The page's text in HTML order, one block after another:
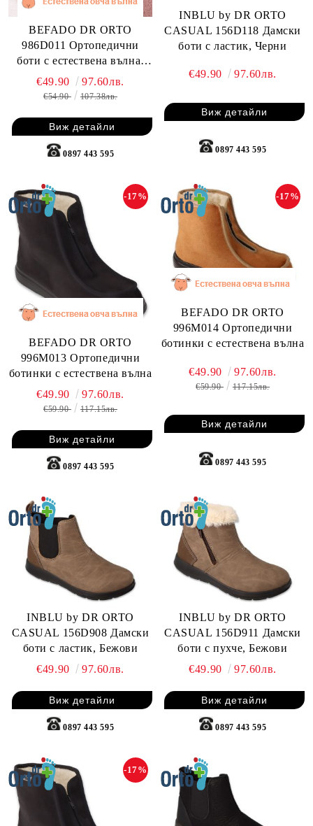
BEFADO DR ORTO
986D011 Ортопедични
боти с естествена вълна,
черни
€49.90 97.60лв.
€54.90 107.38лв.
Виж детайли
0897 443 595
INBLU by DR ORTO
CASUAL 156D118 Дамски
боти с ластик, Черни
€49.90 97.60лв.
Виж детайли
0897 443 595
BEFADO DR ORTO
996M013 Ортопедични
ботинки с естествена вълна
-17%
€49.90 97.60лв.
€59.90 117.15лв.
Виж детайли
0897 443 595
BEFADO DR ORTO
996M014 Ортопедични
ботинки с естествена вълна
-17%
€49.90 97.60лв.
€59.90 117.15лв.
Виж детайли
0897 443 595
INBLU by DR ORTO
CASUAL 156D908 Дамски
боти с ластик, Бежови
€49.90
97.60лв.
Виж детайли
0897 443 595
INBLU by DR ORTO
CASUAL 156D911 Дамски
боти с пухче, Бежови
€49.90
97.60лв.
Виж детайли
0897 443 595
-17%